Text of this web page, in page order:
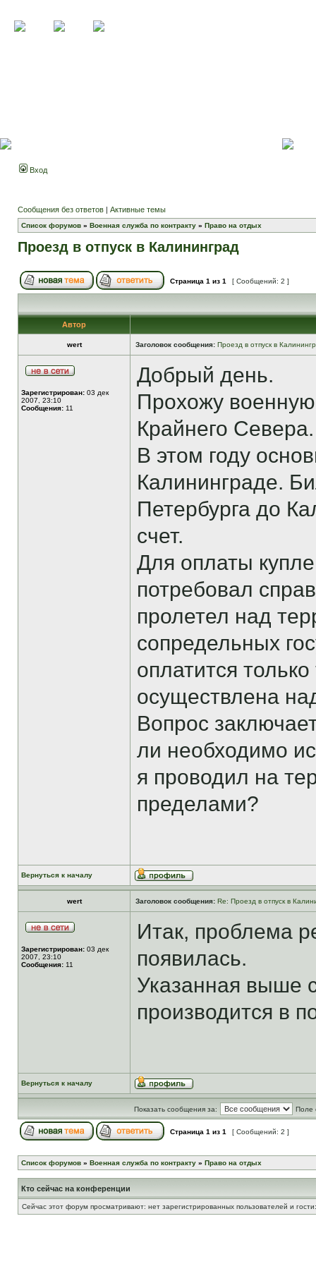
Вход
Сообщения без ответов | Активные темы
Список форумов » Военная служба по контракту » Право на отдых
Проезд в отпуск в Калининград
Страница 1 из 1 [ Сообщений: 2 ]
Автор
wert Заголовок сообщения: Проезд в отпуск в
Зарегистрирован: 03 дек
2007, 23:10
Сообщения: 11
Добрый день.
Прохожу военную
Крайнего Севера.
В этом году
Калининграде.
Петербурга до
счет.
Для оплаты
потребовал
пролетел над
сопредельных
оплатится
осуществлена
Вопрос
ли необходимо
я проводил на
пределами?
Вернуться к началу
wert Заголовок сообщения: Re: Проезд в отпуск в
Зарегистрирован: 03 дек
2007, 23:10
Сообщения: 11
Итак, проблема
появилась.
Указанная выше
производится в
Вернуться к началу
Показать сообщения за: Поле
Страница 1 из 1 [ Сообщений: 2 ]
Список форумов » Военная служба по контракту » Право на отдых
Кто сейчас на конференции
Сейчас этот форум просматривают: нет зарегистрированных пользователей и